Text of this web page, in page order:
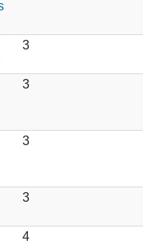
3
3
3
3
4